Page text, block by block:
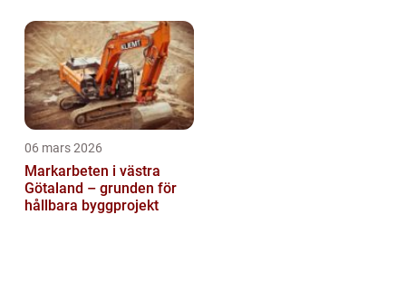
06 mars 2026
Markarbeten i västra
Götaland – grunden för
hållbara byggprojekt